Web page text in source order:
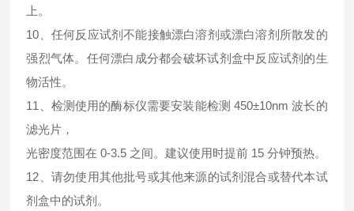
上。
10、任何反应试剂不能接触漂白溶剂或漂白溶剂所散发的
强烈气体。任何漂白成分都会破坏试剂盒中反应试剂的生
物活性。
11、检测使用的酶标仪需要安装能检测 450±10nm 波长的
滤光片，
光密度范围在 0-3.5 之间。建议使用时提前 15 分钟预热。
12、请勿使用其他批号或其他来源的试剂混合或替代本试
剂盒中的试剂。